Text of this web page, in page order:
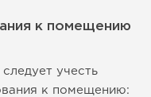
к помещению
учесть
к помещению: